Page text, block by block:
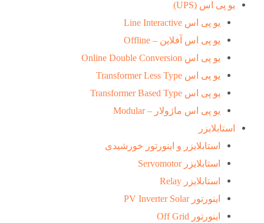
یو پی اس (UPS)
یو پی اس Line Interactive
یو پی اس آفلاین – Offline
یو پی اس Online Double Conversion
یو پی اس Transformer Less Type
یو پی اس Transformer Based Type
یو پی اس ماژولار – Modular
استابلایزر
استابلایزر و اینورتور خورشیدی
استابلایزر Servomotor
استابلایزر Relay
اینورتور PV Inverter Solar
اینورتور Off Grid